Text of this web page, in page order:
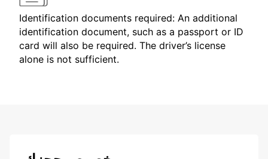
Identification documents required: An additional
identification document, such as a passport or ID
card will also be required. The driver’s license
alone is not sufficient.